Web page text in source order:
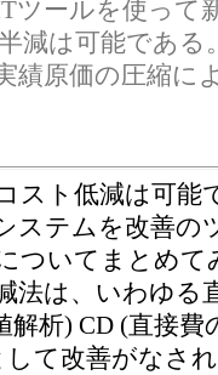
ツールを使って
減は可能であ
績原価の圧縮に
スト低減は可能
ステムを改善の
ついてまとめて
法は、いわゆる
解析) CD (直接費
て改善がなさ